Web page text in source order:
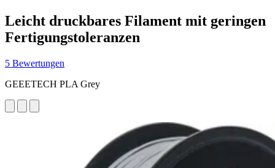
Leicht druckbares Filament mit geringen
Fertigungstoleranzen
5 Bewertungen
GEEETECH PLA Grey